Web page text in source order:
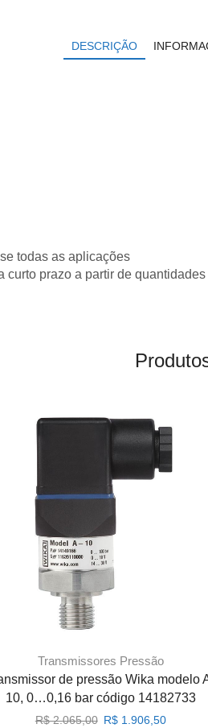
código
DESCRIÇÃO
todas as aplicações
prazo a partir de quantidades
Transmissores Pressão
de pressão Wika modelo
10, 0…0,16 bar código 14182733
R$2.065,00 O
R$1.906,50O